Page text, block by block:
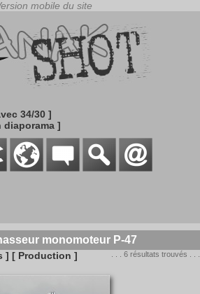
34/30 ]
diaporama ]
monomoteur P-47
] [ Production ] . . . 6 résultats trouvés . . .